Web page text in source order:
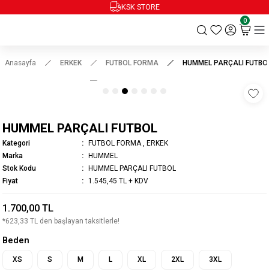
KSK STORE
0
Anasayfa ERKEK FUTBOL FORMA HUMMEL PARÇALI
HUMMEL PARÇALI FUTBOL
Kategori FUTBOL FORMA
ERKEK
Marka
HUMMEL
Stok Kodu
HUMMEL PARÇALI FUTBOL
Fiyat
1.545,45 TL + KDV
1.700,00 TL
*623,33 TL den başlayan taksitlerle!
Beden
XS S M L XL 2XL 3XL